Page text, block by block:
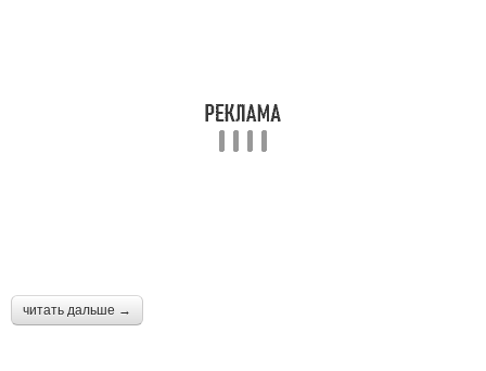
читать дальше →